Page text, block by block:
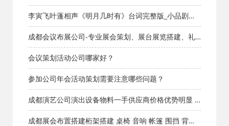
李寅飞叶蓬相声《明月几时有》台词完整版_小品剧本
库_知识库_成都活动公司网_策划网_方案网_文案网_文
档网
成都会议布展公司-专业展会策划、展台展览搭建、礼
仪庆典活动
会议策划活动公司哪家好？
参加公司年会活动策划需要注意哪些问题？
成都演艺公司演出设备物料一手供应商价格优势明显 -
成都活动策划公司
成都展会布置搭建桁架搭建 桌椅 音响 帐篷 围挡 背景